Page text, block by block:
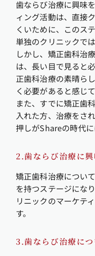
歯ならび治療に興味
ィング活動は、直接
くいために、このス
単独のクリニックで
しかし、矯正歯科治
は、長い目で見ると
正歯科治療の素晴ら
く必要があると感じて
また、すでに矯正歯
入れた方、治療をさ
押しがShareの時代に
2.歯ならび治療に
矯正歯科治療につい
を持つステージにな
リニックのマーケテ
す。
3.歯ならび治療に